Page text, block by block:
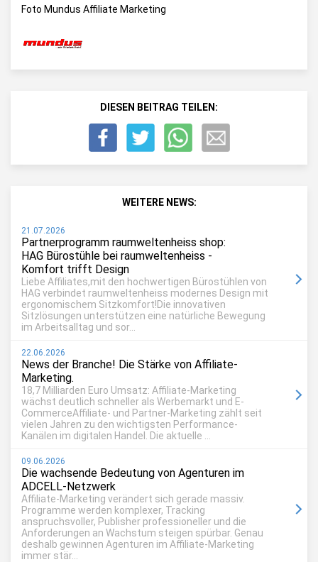
Foto Mundus Affiliate Marketing
DIESEN BEITRAG TEILEN:
WEITERE NEWS:
21.07.2026
Partnerprogramm raumweltenheiss shop:
HAG Bürostühle bei raumweltenheiss -
Komfort trifft Design
Liebe Affiliates,mit den hochwertigen Bürostühlen von
HAG verbindet raumweltenheiss modernes Design mit
ergonomischem Sitzkomfort!Die innovativen
Sitzlösungen unterstützen eine natürliche Bewegung
im Arbeitsalltag und sor...
22.06.2026
News der Branche! Die Stärke von Affiliate-
Marketing.
18,7 Milliarden Euro Umsatz: Affiliate-Marketing
wächst deutlich schneller als Werbemarkt und E-
CommerceAffiliate- und Partner-Marketing zählt seit
vielen Jahren zu den wichtigsten Performance-
Kanälen im digitalen Handel. Die aktuelle ...
09.06.2026
Die wachsende Bedeutung von Agenturen im
ADCELL-Netzwerk
Affiliate-Marketing verändert sich gerade massiv.
Programme werden komplexer, Tracking
anspruchsvoller, Publisher professioneller und die
Anforderungen an Wachstum steigen spürbar. Genau
deshalb gewinnen Agenturen im Affiliate-Marketing
immer stär...